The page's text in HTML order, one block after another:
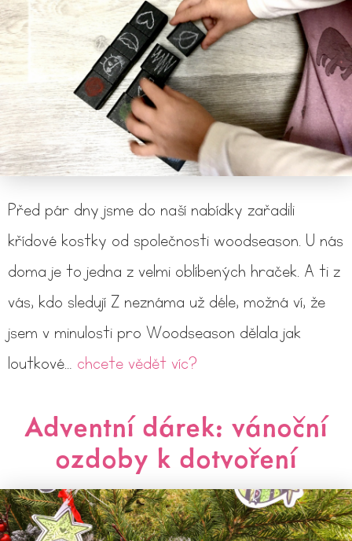
Před pár dny jsme do naší nabídky zařadili
křídové kostky od společnosti woodseason. U nás
doma je to jedna z velmi oblíbených hraček. A ti z
vás, kdo sledují Z neznáma už déle, možná ví, že
jsem v minulosti pro Woodseason dělala jak
loutkové… chcete vědět víc?
Adventní dárek: vánoční
ozdoby k dotvoření